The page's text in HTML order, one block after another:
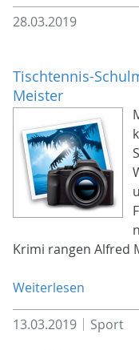
28.03.2019
Tischtennis-
Meister
Krimi rangen Alfred
Weiterlesen
13.03.2019
Sport